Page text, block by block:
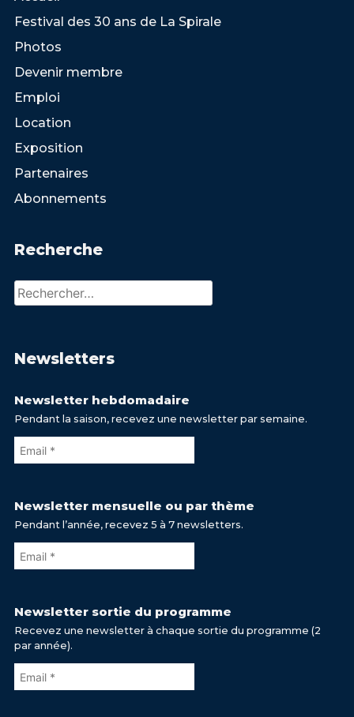
Festival des 30 ans de La Spirale
Photos
Devenir membre
Emploi
Location
Exposition
Partenaires
Abonnements
Recherche
Rechercher :
Newsletters
Newsletter hebdomadaire
Pendant la saison, recevez une newsletter par semaine.
Newsletter mensuelle ou par thème
Pendant l’année, recevez 5 à 7 newsletters.
Newsletter sortie du programme
Recevez une newsletter à chaque sortie du programme (2
par année).